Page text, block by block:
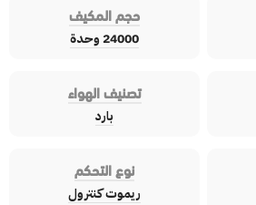
حجم المكيف
24000 وحدة
تصنيف الهواء
بارد
نوع التحكم
ريموت كنترول